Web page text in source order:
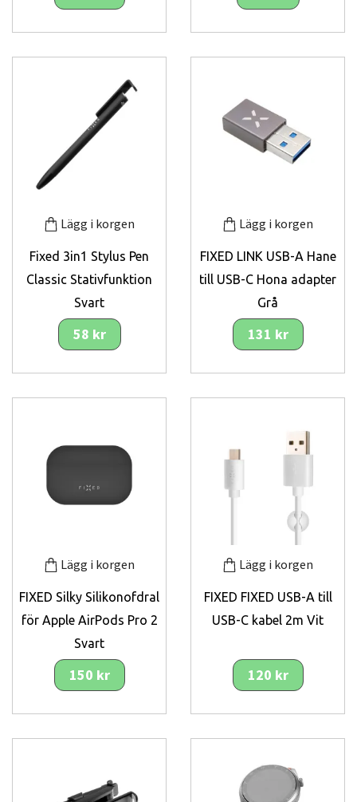
Lägg i korgen
Fixed 3in1 Stylus Pen
Classic Stativfunktion
Svart
58 kr
Lägg i korgen
FIXED LINK USB-A Hane
till USB-C Hona adapter
Grå
131 kr
Lägg i korgen
FIXED Silky Silikonofdral
för Apple AirPods Pro 2
Svart
150 kr
Lägg i korgen
FIXED FIXED USB-A till
USB-C kabel 2m Vit
120 kr